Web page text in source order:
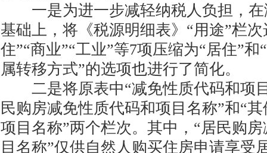
一是为进一步减轻纳税人负担，在
基础上，将《税源明细表》“用途”栏
住”“商业”“工业”等7项压缩为“居住”和
属转移方式”的选项也进行了简化。
二是将原表中“减免性质代码和项
民购房减免性质代码和项目名称”和“
项目名称”两个栏次。其中，“居民购
目名称”仅供自然人购买住房申请享受